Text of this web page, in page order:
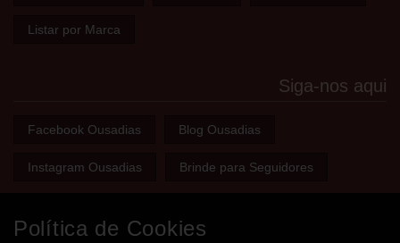
Listar por Marca
Siga-nos aqui
Facebook Ousadias Blog Ousadias
Instagram Ousadias Brinde para Seguidores
Política de Cookies